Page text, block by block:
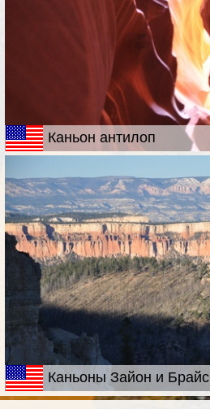
Каньон антилоп
Каньоны Зайон и Брайс